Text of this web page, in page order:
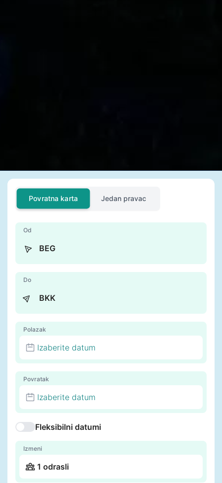
Povratna karta Jedan pravac
Od
Do
Polazak
Izaberite datum
Povratak
Izaberite datum
Fleksibilni datumi
Izmeni
1 odrasli